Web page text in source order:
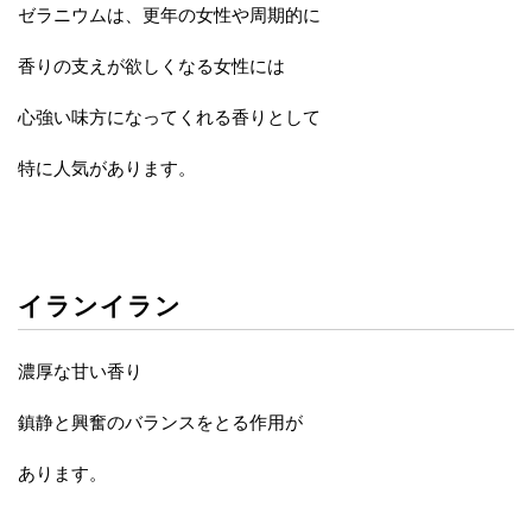
ゼラニウムは、更年の女性や周期的に
香りの支えが欲しくなる女性には
心強い味方になってくれる香りとして
特に人気があります。
イランイラン
濃厚な甘い香り
鎮静と興奮のバランスをとる作用が
あります。